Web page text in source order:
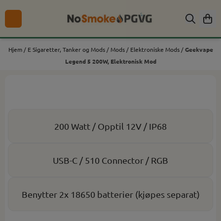
Hopp til innhold
Hjem / E Sigaretter, Tanker og Mods / Mods / Elektroniske Mods /Geekvape
Legend 5 200W, Elektronisk Mod
200 Watt / Opptil 12V / IP68
USB-C / 510 Connector / RGB
Benytter 2x 18650 batterier (kjøpes separat)